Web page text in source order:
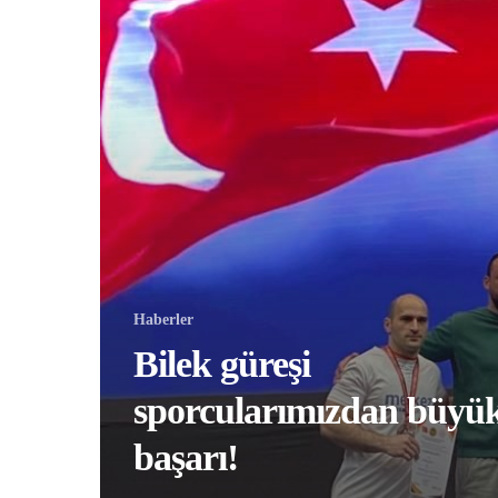
Haberler
Bilek güreşi
sporcularımızdan
başarı!